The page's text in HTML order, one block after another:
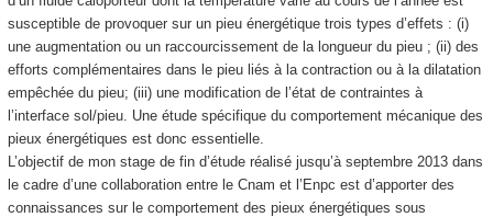
susceptible de provoquer sur un pieu énergétique trois types d’effets : (i)
une augmentation ou un raccourcissement de la longueur du pieu ; (ii) des
efforts complémentaires dans le pieu liés à la contraction ou à la dilatation
empêchée du pieu; (iii) une modification de l’état de contraintes à
l’interface sol/pieu. Une étude spécifique du comportement mécanique des
pieux énergétiques est donc essentielle.
L’objectif de mon stage de fin d’étude réalisé jusqu’à septembre 2013 dans
le cadre d’une collaboration entre le Cnam et l’Enpc est d’apporter des
connaissances sur le comportement des pieux énergétiques sous